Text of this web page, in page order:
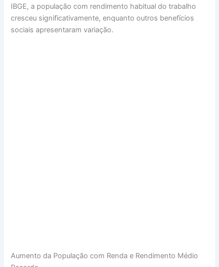
IBGE, a população com rendimento habitual do trabalho
cresceu significativamente, enquanto outros benefícios
sociais apresentaram variação.
Aumento da População com Renda e Rendimento Médio